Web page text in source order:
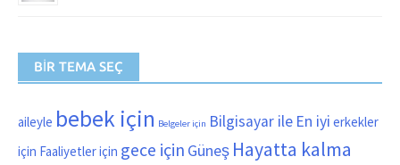
BIR TEMA SEÇ
aileyle bebek için Belgeler için Bilgisayar ile En iyi erkekler
için Faaliyetler için gece için Güneş Hayatta kalma